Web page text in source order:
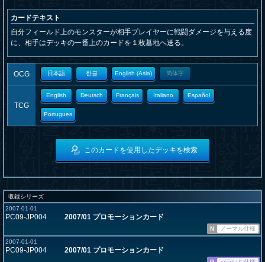
カードテキスト
自分フィールド上のモンスターが相手プレイヤーに戦闘ダメージを与える度
に、相手はデッキの一番上のカードを１枚墓地へ送る。
OCG 日本語 한글 English (Asia) 簡体字
TCG
English Deutsch Français Italiano Español
Portugues
このカードを使用したデッキを検索
収録シリーズ
2007-01-01
PC09-JP004 2007/01 プロモーションカード
N
ノーマル仕様
2007-01-01
PC09-JP004 2007/01 プロモーションカード